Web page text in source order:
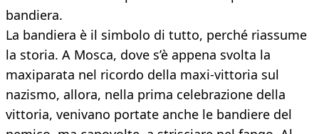
bandiera.
La bandiera è il simbolo di tutto, perché riassume
la storia. A Mosca, dove s’è appena svolta la
maxiparata nel ricordo della maxi-vittoria sul
nazismo, allora, nella prima celebrazione della
vittoria, venivano portate anche le bandiere del